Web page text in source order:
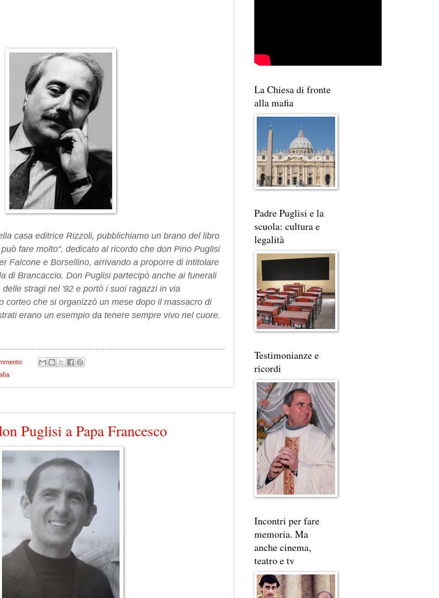
casa editrice Rizzoli, pubblichiamo un brano del libro
fare molto", dedicato al ricordo che don Pino Puglisi
Falcone e Borsellino, arrivando a proporre di intitolare
di Brancaccio. Don Puglisi partecipò anche ai funerali
stragi nel '92 e portò i suoi ragazzi in via
corteo che si organizzò un mese dopo il massacro di
erano un esempio da tenere sempre vivo nel cuore.
Puglisi a Papa Francesco
La Chiesa di fronte
alla mafia
Padre Puglisi e la
scuola: cultura e
legalità
Testimonianze e
ricordi
Incontri per fare
memoria. Ma
anche cinema,
teatro e tv